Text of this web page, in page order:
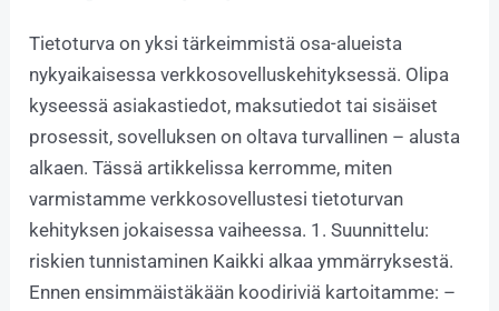
Tietoturva on yksi tärkeimmistä osa-alueista
nykyaikaisessa verkkosovelluskehityksessä. Olipa
kyseessä asiakastiedot, maksutiedot tai sisäiset
prosessit, sovelluksen on oltava turvallinen – alusta
alkaen. Tässä artikkelissa kerromme, miten
varmistamme verkkosovellustesi tietoturvan
kehityksen jokaisessa vaiheessa. 1. Suunnittelu:
riskien tunnistaminen Kaikki alkaa ymmärryksestä.
Ennen ensimmäistäkään koodiriviä kartoitamme: –